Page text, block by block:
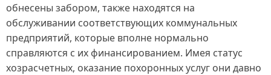
обнесены забором, также находятся на
обслуживании соответствующих коммунальных
предприятий, которые вполне нормально
справляются с их финансированием. Имея статус
хозрасчетных, оказание похоронных услуг они давно